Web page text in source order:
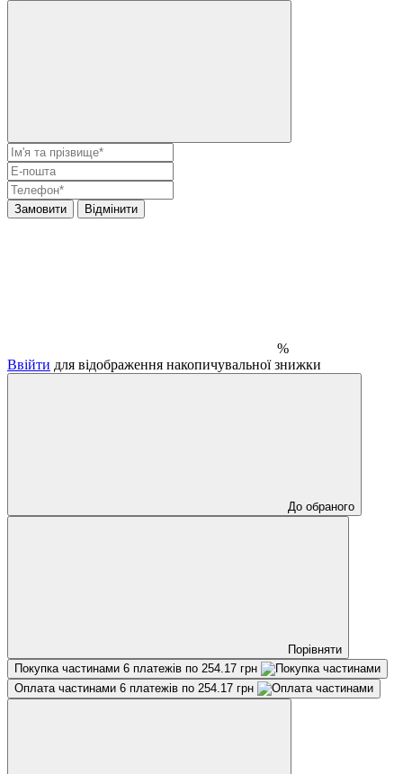
Замовити Відмінити
%
Ввійти для відображення накопичувальної знижки
До обраного
Порівняти
Покупка частинами 6 платежів по 254.17 грн
Оплата частинами 6 платежів по 254.17 грн